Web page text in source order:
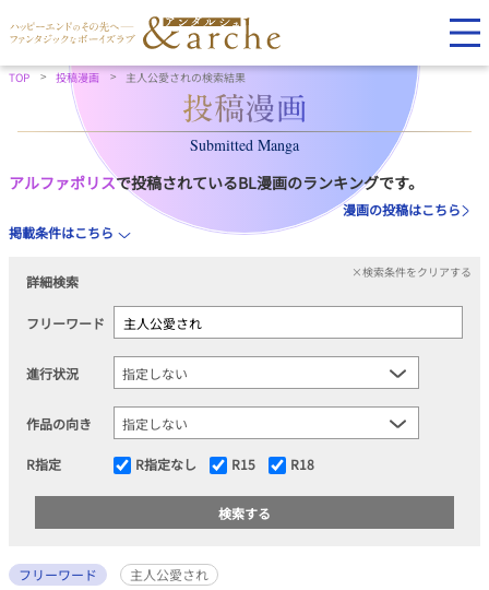
TOP 投稿漫画 主人公愛されの検索結果
Submitted Manga
アルファポリスで投稿されているBL漫画のランキングです。
漫画の投稿はこちら
掲載条件はこちら
詳細検索
×検索条件をクリアする
フリーワード
進行状況
作品の向き
R指定 R指定なし R15 R18
フリーワード
主人公愛され